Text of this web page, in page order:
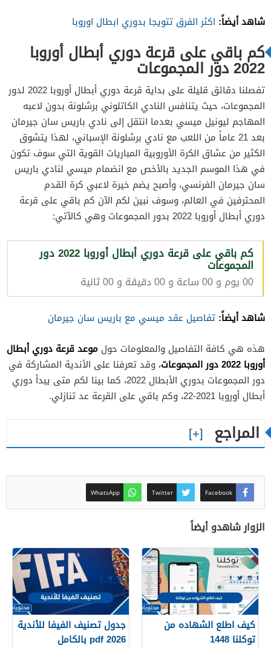
شاهد أيضاً: اكثر الفرق تتويجا بدوري ابطال اوروبا
كم باقي على قرعة دوري أبطال أوروبا
2022 دور المجموعات
تفصلنا دقائق قليلة على بداية قرعة دوري أبطال أوروبا 2022 لدور
المجموعات، حيث يتنافس النادي الكاتلوني برشلونة بدون لاعبه
المهاجم ليونيل ميسي بعدما انتقل إلى نادي باريس سان جيرمان
بعد 21 عاماً من اللعب مع نادي برشلونة الإسباني، لهذا يتشوق
الكثير من عشاق الكرة الأوروبية المباريات القوية التي سوف تكون
في هذا الموسم الجديد بالأخص مع انضمام ميسي لنادي باريس
سان جيرمان الفرنسي، وأصبح يضم خيرة لاعبي كرة القدم
المحترفين في العالم، وسوف نبين لكم الآن كم باقي على قرعة
دوري أبطال أوروبا 2022 بدور المجموعات وهي كالآتي:
كم باقي على قرعة دوري أبطال أوروبا 2022 دور
المجموعات
00 يوم و 00 ساعة و 00 دقيقة و 00 ثانية
شاهد أيضاً: تفاصيل عقد ميسي مع باريس سان جيرمان
هذه هي كافة التفاصيل والمعلومات حول موعد قرعة دوري أبطال
أوروبا 2022 دور المجموعات
، وقد تعرفنا على الأندية المشاركة في
دور المجموعات بدوري الأبطال 2022، كما بينا لكم متى يبدأ دوري
أبطال أوروبا 2021-22، وكم باقي على القرعة عد تنازلي.
المراجع
Facebook
Twitter
WhatsApp
الزوار شاهدو أيضاً
كيف اطلع الشهاده من
توكلنا 1448
جدول تصنيف الفيفا للأندية
2026 pdf بالكامل